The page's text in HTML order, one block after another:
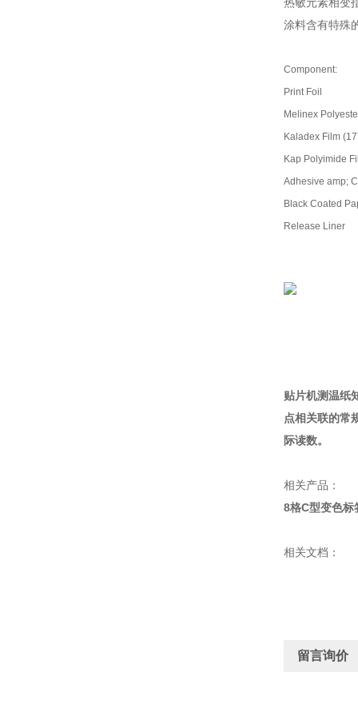
涂料含有特殊
Component:
Print Foil
Melinex
Kaladex Film
Kap Polyimide
Adhesive amp;
Black Coated
Release Liner
贴片机测温纸
点相关联的常
际读数。
相关产品：
8格C型变色标
相关文档：
留言询价